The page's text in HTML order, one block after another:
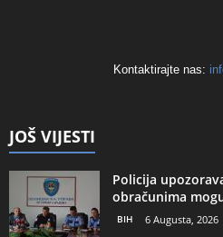
Kontaktirajte nas:
JOŠ VIJESTI
Policija
obračunima
BIH 6 Augusta, 2026